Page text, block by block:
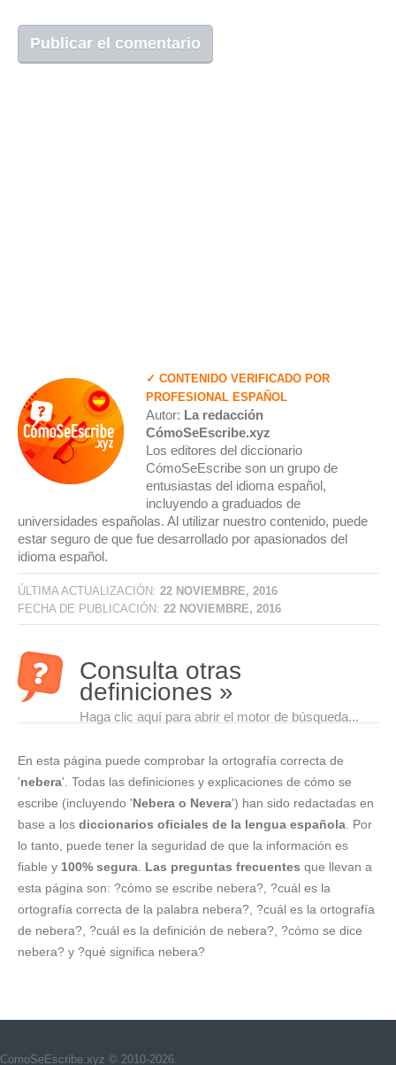
✓ CONTENIDO VERIFICADO POR
PROFESIONAL ESPAÑOL
Autor: La redacción
CómoSeEscribe.xyz
Los editores del diccionario
CómoSeEscribe son un grupo de
entusiastas del idioma español,
incluyendo a graduados de
universidades españolas. Al utilizar nuestro contenido, puede
estar seguro de que fue desarrollado por apasionados del
idioma español.
ÚLTIMA ACTUALIZACIÓN: 22 NOVIEMBRE, 2016
FECHA DE PUBLICACIÓN: 22 NOVIEMBRE, 2016
Consulta otras
definiciones »
Haga clic aquí para abrir el motor de búsqueda...
En esta página puede comprobar la ortografía correcta de
'nebera'. Todas las definiciones y explicaciones de cómo se
escribe (incluyendo 'Nebera o Nevera') han sido redactadas en
base a los diccionarios oficiales de la lengua española . Por
lo tanto, puede tener la seguridad de que la información es
fiable y 100% segura Las preguntas frecuentes que llevan a
esta página son: ?cómo se escribe nebera?, ?cuál es la
ortografía correcta de la palabra nebera?, ?cuál es la ortografía
de nebera?, ?cuál es la definición de nebera?, ?cómo se dice
nebera? y ?qué significa nebera?
ComoSeEscribe.xyz © 2010-2026.